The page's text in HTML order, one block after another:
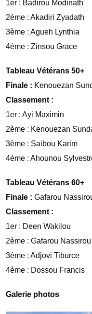
1er : Badirou Modinath
2ème : Akadiri Zyadath
3ème : Agueh Lynthia
4ème : Zinsou Grace
Tableau Vétérans 50+
Finale : Kenouezan
Classement :
1er : Ayi Maximin
2ème : Kenouezan
3ème : Saibou Karim
4ème : Ahounou
Tableau Vétérans 60+
Finale : Gafarou
Classement :
1er : Deen Wakilou
2ème : Gafarou Nassirou
3ème : Adjovi Tiburce
4ème : Dossou Francis
Galerie photos